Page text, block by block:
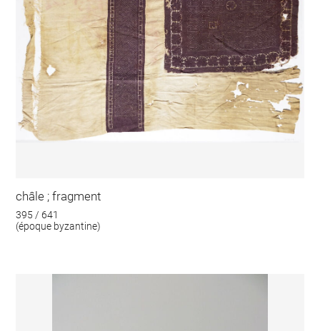
châle ; fragment
395 / 641
(époque byzantine)